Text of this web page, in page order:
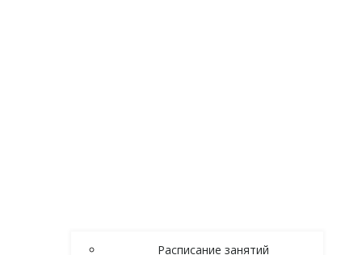
Расписание занятий